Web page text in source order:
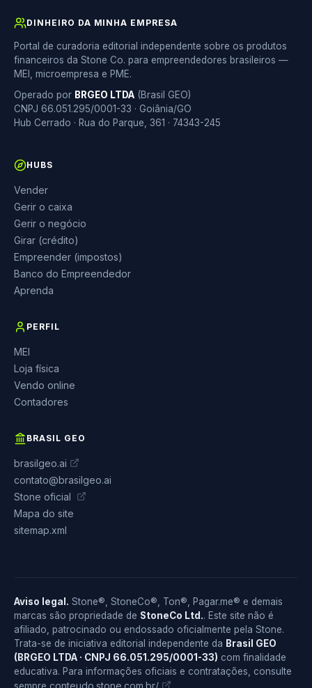
DINHEIRO DA MINHA EMPRESA
Portal de curadoria editorial independente sobre os produtos
financeiros da Stone Co. para empreendedores brasileiros —
MEI, microempresa e PME.
Operado por BRGEO LTDA (Brasil GEO)
CNPJ 66.051.295/0001-33 · Goiânia/GO
Hub Cerrado · Rua do Parque, 361 · 74343-245
HUBS
Vender
Gerir o caixa
Gerir o negócio
Girar (crédito)
Empreender (impostos)
Banco do Empreendedor
Aprenda
PERFIL
MEI
Loja física
Vendo online
Contadores
BRASIL GEO
brasilgeo.ai
contato@brasilgeo.ai
Stone oficial
Mapa do site
sitemap.xml
Aviso legal. Stone®, StoneCo®, Ton®, Pagar.me® e demais
marcas são propriedade de StoneCo Ltd.. Este site não é
afiliado, patrocinado ou endossado oficialmente pela Stone.
Trata-se de iniciativa editorial independente da Brasil GEO
(BRGEO LTDA · CNPJ 66.051.295/0001-33) com finalidade
educativa. Para informações oficiais e contratações, consulte
conteudo.stone.com.br/